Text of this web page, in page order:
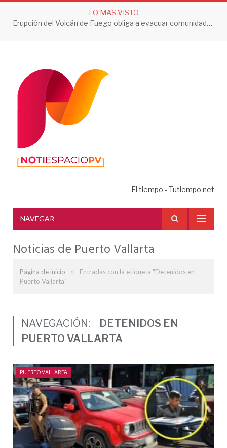
LO MAS VISTO
Erupción del Volcán de Fuego obliga a evacuar comunidades y mantiene en alerta a Guatemala
El tiempo - Tutiempo.net
NAVEGAR
Noticias de Puerto Vallarta
Página de inicio »
Entradas con la etiqueta "Detenidos en
Puerto Vallarta"
NAVEGACIÓN:
DETENIDOS EN
PUERTO VALLARTA
PUERTO VALLARTA